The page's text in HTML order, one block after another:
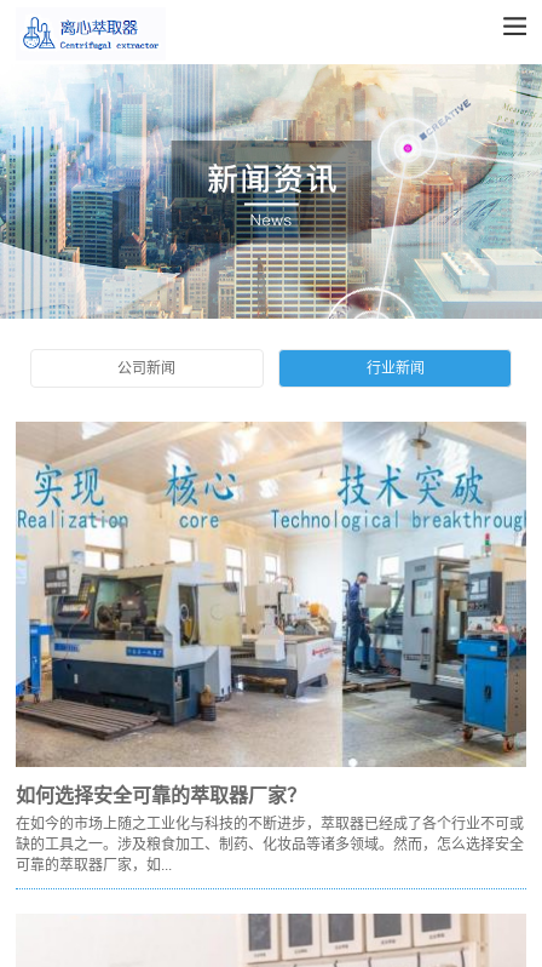
公司新闻 行业新闻
如何选择安全可靠的萃取器厂家？
在如今的市场上随之工业化与科技的不断进步，萃取器已经成了各个行业不可或
缺的工具之一。涉及粮食加工、制药、化妆品等诸多领域。然而，怎么选择安全
可靠的萃取器厂家，如...